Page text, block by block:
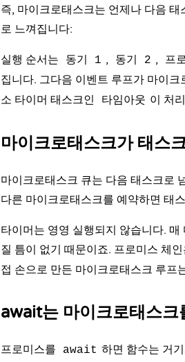
즉, 마이크로태스크는 언제나 다음
로 느껴집니다:
실행 순서는 동기 1 , 동기 2 , 프
집니다. 그다음 이벤트 루프가 마이
소 타이머 태스크인
타임아웃 이 처
마이크로태스크가 태스
마이크로태스크 큐는 다음 태스크로
다른 마이크로태스크를 예약하면 태
타이머는 영영 실행되지 않습니다.
질 틈이 없기 때문이죠. 프로미스 체
접 손으로 만든 마이크로태스크 루프
await는 마이크로태스크
프로미스를 await 하면 함수는 거